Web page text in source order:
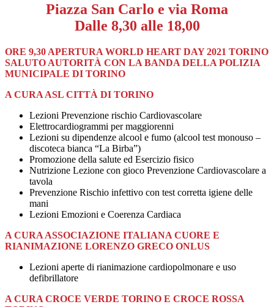
Piazza San Carlo e via Roma
Dalle 8,30 alle 18,00
ORE 9,30 APERTURA WORLD HEART DAY 2021 TORINO
SALUTO AUTORITÀ CON LA BANDA DELLA POLIZIA
MUNICIPALE DI TORINO
A CURA ASL CITTÀ DI TORINO
Lezioni Prevenzione rischio Cardiovascolare
Elettrocardiogrammi per maggiorenni
Lezioni su dipendenze alcool e fumo (alcool test monouso –
discoteca bianca “La Birba”)
Promozione della salute ed Esercizio fisico
Nutrizione Lezione con gioco Prevenzione Cardiovascolare a
tavola
Prevenzione Rischio infettivo con test corretta igiene delle
mani
Lezioni Emozioni e Coerenza Cardiaca
A CURA ASSOCIAZIONE ITALIANA CUORE E
RIANIMAZIONE LORENZO GRECO ONLUS
Lezioni aperte di rianimazione cardiopolmonare e uso
defibrillatore
A CURA CROCE VERDE TORINO E CROCE ROSSA